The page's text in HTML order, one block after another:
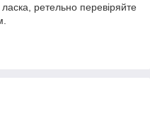
ретельно перевіряйте